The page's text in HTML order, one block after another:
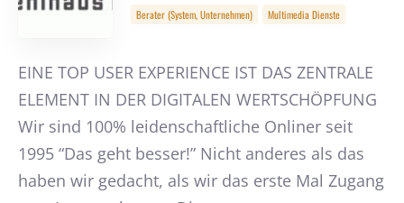
Berater (System, Unternehmen) Multimedia Dienste
EINE TOP USER EXPERIENCE IST DAS ZENTRALE
ELEMENT IN DER DIGITALEN WERTSCHÖPFUNG
Wir sind 100% leidenschaftliche Onliner seit
1995 “Das geht besser!” Nicht anderes als das
haben wir gedacht, als wir das erste Mal Zugang